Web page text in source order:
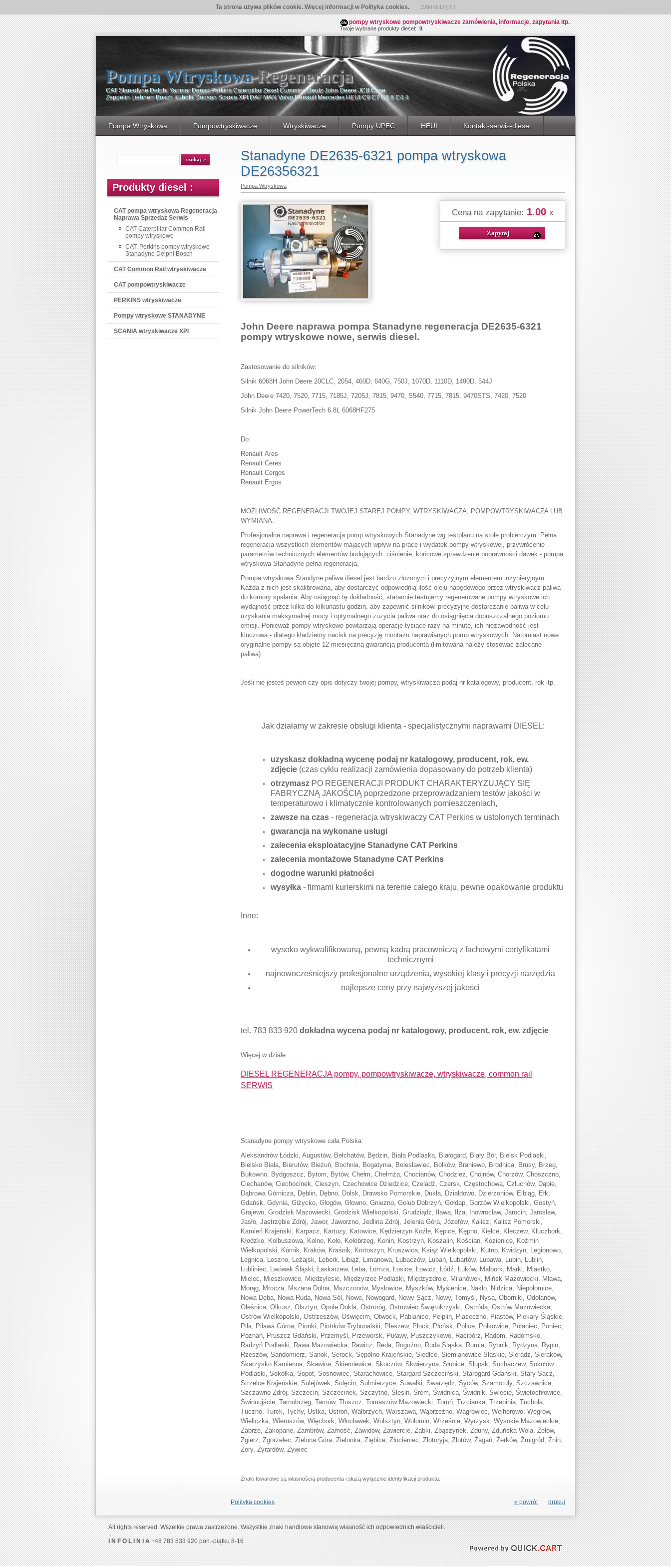
Ta strona używa plików cookie. Więcej informacji w Polityka cookies. ZAMKNIJ [ X ]
pompy wtryskowe pompowtryskiwacze zamówienia, informacje, zapytania itp.
Twoje wybrane produkty diesel::0
Pompa WtryskowaRegeneracja
CAT Stanadyne Delphi Yanmar Denso Perkins Caterpillar Zexel Cummins Deutz John Deere JCB Case
Zeppelin Liebherr Bosch Kubota Doosan Scania XPI DAF MAN Volvo Renault Mercedes HEUI C9 C7 C6.6 C4.4
Pompa Wtryskowa Pompowtryskiwacze Wtryskiwacze Pompy UPEC HEUI Kontakt-serwis-diesel
Produkty diesel :
CAT pompa wtryskowa Regeneracja
Naprawa Sprzedaż Serwis
CAT Caterpillar Common Rail
pompy wtryskowe
CAT, Perkins pompy wtryskowe
Stanadyne Delphi Bosch
CAT Common Rail wtryskiwacze
CAT pompowtryskiwacze
PERKINS wtryskiwacze
Pompy wtryskowe STANADYNE
SCANIA wtryskiwacze XPI
Stanadyne DE2635-6321 pompa wtryskowa
DE26356321
Pompa Wtryskowa
Cena na zapytanie: 1.00 x
John Deere naprawa pompa Stanadyne regeneracja DE2635-6321
pompy wtryskowe nowe, serwis diesel.
Zastosowanie do silników:
Silnik 6068H John Deere 20CLC, 2054, 460D, 640G, 750J, 1070D, 1110D, 1490D, 544J
John Deere 7420, 7520, 7715, 7185J, 7205J, 7815, 9470, S540, 7715, 7815, 9470STS, 7420, 7520
Silnik John Deere PowerTech 6.8L 6068HF275
Do:
Renault Ares
Renault Ceres
Renault Cergos
Renault Ergos
MOŻLIWOŚĆ REGENERACJI TWOJEJ STAREJ POMPY, WTRYSKIWACZA, POMPOWTRYSKIWACZA LUB
WYMIANA.
Profesjonalna naprawa i regeneracja pomp wtryskowych Stanadyne wg.testplanu na stole probierczym. Pełna
regeneracja wszystkich elementów mających wpływ na pracę i wydatek pompy wtryskowej, przywrócenie
parametrów technicznych elementów budujących ciśnienie, końcowe sprawdzenie poprawności dawek - pompa
wtryskowa Stanadyne pełna regeneracja.
Pompa wtryskowa Standyne paliwa diesel jest bardzo złożonym i precyzyjnym elementem inżynieryjnym.
Każda z nich jest skalibrowana, aby dostarczyć odpowiednią ilość oleju napędowego przez wtryskiwacz paliwa
do komory spalania. Aby osiągnąć tę dokładność, starannie testujemy regenerowane pompy wtryskowe ich
wydajność przez kilka do kilkunastu godzin, aby zapewnić silnikowi precyzyjne dostarczanie paliwa w celu
uzyskania maksymalnej mocy i optymalnego zużycia paliwa oraz do osiągnięcia dopuszczalnego poziomu
emisji. Ponieważ pompy wtryskowe powtarzają operacje tysiące razy na minutę, ich niezawodność jest
kluczowa - dlatego kładziemy nacisk na precyzję montażu naprawianych pomp wtryskowych. Natomiast nowe
oryginalne pompy są objęte 12-miesięczną gwarancją producenta (limitowana należy stosować zalecane
paliwa).
Jeśli nie jesteś pewien czy opis dotyczy twojej pompy, wtryskiwacza podaj nr katalogowy, producent, rok itp.
Jak działamy w zakresie obsługi klienta - specjalistycznymi naprawami DIESEL:
uzyskasz dokładną wycenę podaj nr katalogowy, producent, rok, ew.
zdjęcie (czas cyklu realizacji zamówienia dopasowany do potrzeb klienta)
otrzymasz PO REGENERACJI PRODUKT CHARAKTERYZUJĄCY SIĘ
FABRYCZNĄ JAKOŚCIĄ poprzedzone przeprowadzaniem testów jakości w
temperaturowo i klimatycznie kontrolowanych pomieszczeniach,
zawsze na czas - regeneracja wtryskiwaczy CAT Perkins w ustolonych terminach
gwarancja na wykonane usługi
zalecenia eksploatacyjne Stanadyne CAT Perkins
zalecenia montażowe Stanadyne CAT Perkins
dogodne warunki płatności
wysyłka - firmami kurierskimi na terenie całego kraju, pewne opakowanie produktu
Inne:
wysoko wykwalifikowaną, pewną kadrą pracowniczą z fachowymi certyfikatami
technicznymi
najnowocześniejszy profesjonalne urządzenia, wysokiej klasy i precyzji narzędzia
najlepsze ceny przy najwyższej jakości
tel. 783 833 920 dokładna wycena podaj nr katalogowy, producent, rok, ew. zdjęcie
Więcej w dziale
DIESEL REGENERACJA pompy, pompowtryskiwacze, wtryskiwacze, common rail
SERWIS
Stanadyne pompy wtryskowe cała Polska:
Aleksandrów Łódzki, Augustów, Bełchatów, Będzin, Biała Podlaska, Białogard, Biały Bór, Bielsk Podlaski,
Bielsko Biała, Bierutów, Bieżuń, Bochnia, Bogatynia, Bolesławiec, Bolków, Braniewo, Brodnica, Brusy, Brzeg,
Bukowno, Bydgoszcz, Bytom, Bytów, Chełm, Chełmża, Chocianów, Chodzież, Chojnów, Chorzów, Choszczno,
Ciechanów, Ciechocinek, Cieszyn, Czechowice Dziedzice, Czeladź, Czersk, Częstochowa, Człuchów, Dąbie,
Dąbrowa Górnicza, Dęblin, Dębno, Dolsk, Drawsko Pomorskie, Dukla, Działdowo, Dzierżoniów, Elbląg, Ełk,
Gdańsk, Gdynia, Giżycko, Głogów, Głowno, Gniezno, Golub Dobrzyń, Gołdap, Gorzów Wielkopolski, Gostyń,
Grajewo, Grodzisk Mazowiecki, Grodzisk Wielkopolski, Grudziądz, Iława, Iłża, Inowrocław, Jarocin, Jarosław,
Jasło, Jastrzębie Zdrój, Jawor, Jaworzno, Jedlina Zdrój, Jelenia Góra, Józefów, Kalisz, Kalisz Pomorski,
Kamień Krajeński, Karpacz, Kartuzy, Katowice, Kędzierzyn Koźle, Kępice, Kępno, Kielce, Kleczew, Kluczbork,
Kłodzko, Kolbuszowa, Kolno, Koło, Kołobrzeg, Konin, Kostrzyn, Koszalin, Kościan, Kozienice, Koźmin
Wielkopolski, Kórnik, Kraków, Kraśnik, Krotoszyn, Kruszwica, Książ Wielkopolski, Kutno, Kwidzyn, Legionowo,
Legnica, Leszno, Leżajsk, Lębork, Libiąż, Limanowa, Lubaczów, Lubań, Lubartów, Lubawa, Lubin, Lublin,
Lubliniec, Lwówek Śląski, Łaskarzew, Łeba, Łomża, Łosice, Łowicz, Łódź, Łuków, Malbork, Marki, Miastko,
Mielec, Mieszkowice, Międzylesie, Międzyrzec Podlaski, Międzyzdroje, Milanówek, Mińsk Mazowiecki, Mława,
Morąg, Mrocza, Mszana Dolna, Mszczonów, Mysłowice, Myszków, Myślenice, Nakło, Nidzica, Niepołomice,
Nowa Dęba, Nowa Ruda, Nowa Sól, Nowe, Nowogard, Nowy Sącz, Nowy, Tomyśl, Nysa, Oborniki, Odolanów,
Oleśnica, Olkusz, Olsztyn, Opole Dukla, Ostroróg, Ostrowiec Świętokrzyski, Ostróda, Ostrów Mazowiecka,
Ostrów Wielkopolski, Ostrzeszów, Oświęcim, Otwock, Pabianice, Pelplin, Piaseczno, Piastów, Piekary Śląskie,
Piła, Piława Górna, Pionki, Piotrków Trybunalski, Pleszew, Płock, Płońsk, Police, Polkowice, Połaniec, Poniec,
Poznań, Pruszcz Gdański, Przemyśl, Przeworsk, Puławy, Puszczykowo, Racibórz, Radom, Radomsko,
Radzyń Podlaski, Rawa Mazowiecka, Rawicz, Reda, Rogoźno, Ruda Śląska, Rumia, Rybnik, Rydzyna, Rypin,
Rzeszów, Sandomierz, Sanok, Serock, Sępólno Krajeńskie, Siedlce, Siemianowice Śląskie, Sieradz, Sieraków,
Skarżysko Kamienna, Skawina, Skierniewice, Skoczów, Skwierzyna, Słubice, Słupsk, Sochaczew, Sokołów
Podlaski, Sokółka, Sopot, Sosnowiec, Starachowice, Stargard Szczeciński, Starogard Gdański, Stary Sącz,
Strzelce Krajeńskie, Sulejówek, Sulęcin, Sulmierzyce, Suwałki, Swarzędz, Syców, Szamotuły, Szczawnica,
Szczawno Zdrój, Szczecin, Szczecinek, Szczytno, Ślesin, Śrem, Świdnica, Świdnik, Świecie, Świętochłowice,
Świnoujście, Tarnobrzeg, Tarnów, Tłuszcz, Tomaszów Mazowiecki, Toruń, Trzcianka, Trzebinia, Tuchola,
Tuczno, Turek, Tychy, Ustka, Ustroń, Wałbrzych, Warszawa, Wąbrzeźno, Wągrowiec, Wejherowo, Węgrów,
Wieliczka, Wieruszów, Więcbork, Włocławek, Wolsztyn, Wołomin, Września, Wyrzysk, Wysokie Mazowieckie,
Zabrze, Zakopane, Zambrów, Zamość, Zawidów, Zawiercie, Ząbki, Zbąszynek, Zduny, Zduńska Wola, Zelów,
Zgierz, Zgorzelec, Zielona Góra, Zielonka, Ziębice, Złocieniec, Złotoryja, Złotów, Żagań, Żerków, Żmigród, Żnin,
Żory, Żyrardów, Żywiec
Znaki towarowe są własnością producenta i służą wyłącznie identyfikacji produktu.
drukuj
« powrót
Polityka cookies
All rights reserved. Wszelkie prawa zastrzeżone. Wszystkie znaki handlowe stanowią własność ich odpowiednich właścicieli.
...
I N F O L I N I A+48 783 833 920 pon.-piątku 8-16